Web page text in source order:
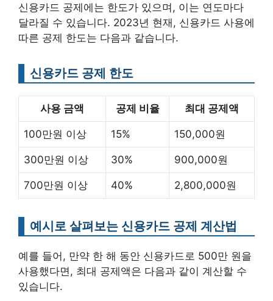
신용카드 공제에는 한도가 있으며, 이는 연도마다
달라질 수 있습니다. 2023년 현재, 신용카드 사용에
따른 공제 한도는 다음과 같습니다.
신용카드 공제 한도
사용 금액 공제 비율 최대 공제액
100만원 이상 15% 150,000원
300만원 이상 30% 900,000원
700만원 이상 40% 2,800,000원
예시로 살펴보는 신용카드 공제 계산법
예를 들어, 만약 한 해 동안 신용카드로 500만 원을
사용했다면, 최대 공제액은 다음과 같이 계산할 수
있습니다.